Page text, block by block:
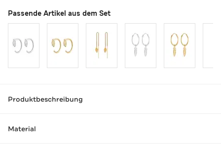
Passende Artikel aus dem Set
Produktbeschreibung
Material